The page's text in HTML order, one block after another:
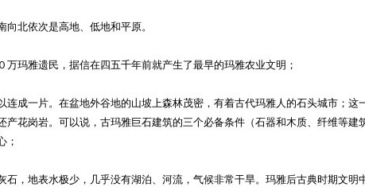
北依次是高地、低地和平原。
玛雅遗民，据信在四五千年前就产生了最早的玛雅农业文明；
一片。在盆地外谷地的山坡上森林茂密，有着古代玛雅人的石头城市；这
花岗岩。可以说，古玛雅巨石建筑的三个必备条件（石器和木质、纤维等
；
地表水极少，几乎没有湖泊、河流，气候非常干旱。玛雅后古典时期文明